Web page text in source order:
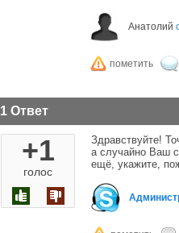
Анатолий
1 Ответ
+1
голос
Здравствуйте!
а случайно Ваш
ещё, укажите,